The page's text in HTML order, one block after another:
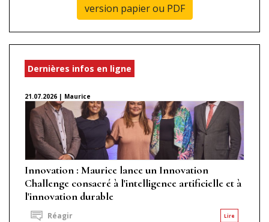
version papier ou PDF
Dernières infos en ligne
21.07.2026 | Maurice
Innovation : Maurice lance un Innovation
Challenge consacré à l'intelligence artificielle et à
l'innovation durable
Lire
Réagir